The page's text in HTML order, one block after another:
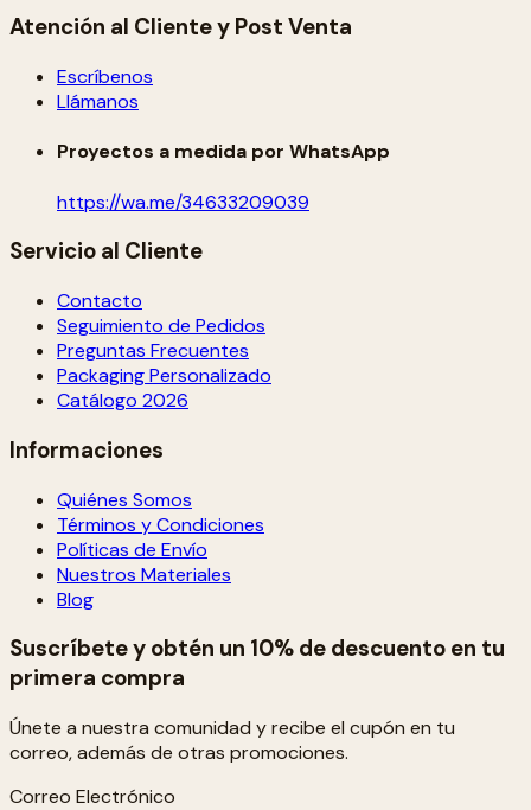
Atención al Cliente y Post Venta
Escríbenos
Llámanos
Proyectos a medida por WhatsApp
https://wa.me/34633209039
Servicio al Cliente
Contacto
Seguimiento de Pedidos
Preguntas Frecuentes
Packaging Personalizado
Catálogo 2026
Informaciones
Quiénes Somos
Términos y Condiciones
Políticas de Envío
Nuestros Materiales
Blog
Suscríbete y obtén un 10% de descuento en tu
primera compra
Únete a nuestra comunidad y recibe el cupón en tu
correo, además de otras promociones.
Correo Electrónico